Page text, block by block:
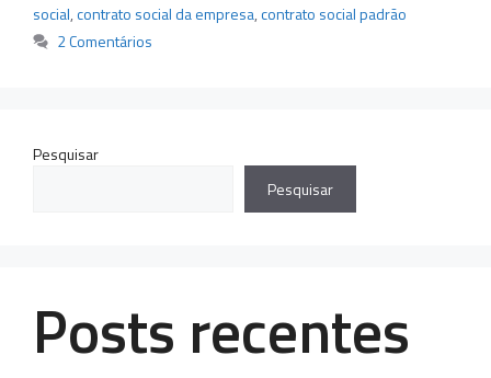
social,contrato social da empresa,contrato social padrão
2 Comentários
Pesquisar
Pesquisar
Posts recentes